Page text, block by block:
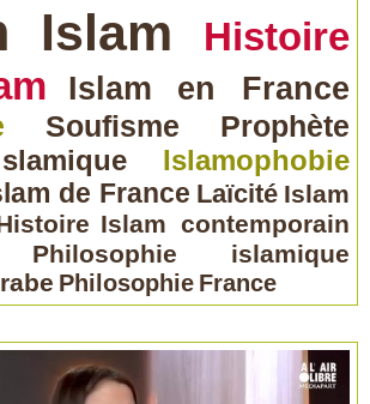
Islam
Histoire
Islam en France
Soufisme
Prophète
Islamophobie
de France Laïcité Islam
Islam contemporain
Philosophie islamique
Philosophie France